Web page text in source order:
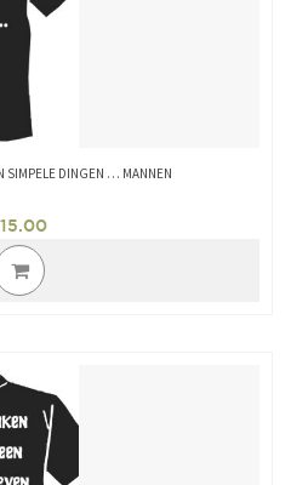
SIMPELE DINGEN … MANNEN
15.00